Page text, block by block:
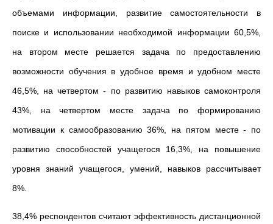
объемами информации, развитие самостоятельности в
поиске и использовании необходимой информации 60,5%,
на втором месте решается задача по предоставлению
возможности обучения в удобное время и удобном месте
46,5%, на четвертом - по развитию навыков самоконтроля
43%, на четвертом месте задача по формированию
мотивации к самообразованию 36%, на пятом месте - по
развитию способностей учащегося 16,3%, на повышение
уровня знаний учащегося, умений, навыков рассчитывает
8%.
38,4% респондентов считают эффективность дистанционной